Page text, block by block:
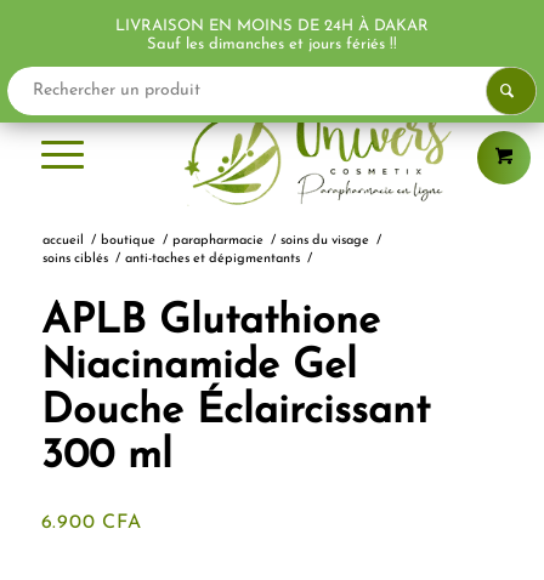
accueil / boutique / parapharmacie / soins du visage
/
soins ciblés / anti-taches et dépigmentants /
APLB Glutathione
Niacinamide Gel
Douche Éclaircissant
300 ml
6.900 CFA
LIVRAISON EN MOINS DE 24H À DAKAR
Sauf les dimanches et jours fériés !!